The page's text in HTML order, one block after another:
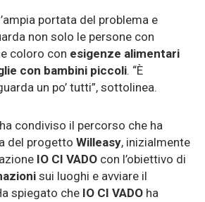
portata del problema e
non solo le persone con
coloro con esigenze alimentari
con bambini piccoli. “È
un po’ tutti”, sottolinea.
condiviso il percorso che ha
del progettoWilleasy, inizialmente
IO CI VADO con l’obiettivo di
sui luoghi e avviare il
spiegato che IO CI VADO ha